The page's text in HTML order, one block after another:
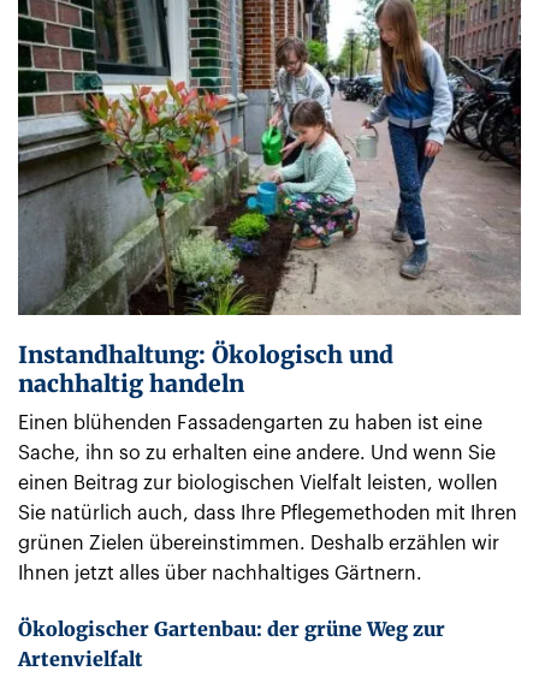
Instandhaltung: Ökologisch und
nachhaltig handeln
Einen blühenden Fassadengarten zu haben ist eine
Sache, ihn so zu erhalten eine andere. Und wenn Sie
einen Beitrag zur biologischen Vielfalt leisten, wollen
Sie natürlich auch, dass Ihre Pflegemethoden mit Ihren
grünen Zielen übereinstimmen. Deshalb erzählen wir
Ihnen jetzt alles über nachhaltiges Gärtnern.
Ökologischer Gartenbau: der grüne Weg zur
Artenvielfalt